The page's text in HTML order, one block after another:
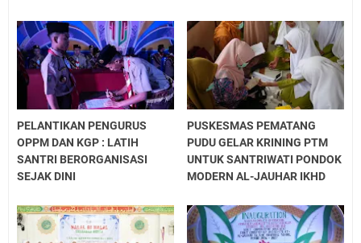
APEL TAHUNAN AL-JAUHAR RESMI DIBUKA,
AWALI PEKAN PERKENALAN KHUTBATUL
'ARSY
BIMTEK KURIKULUM BERBASIS CINTA
(KBC) TINGKATKAN KOMPETENSI GURU AL-
JAUHAR
PELANTIKAN PENGURUS
OPPM DAN KGP : LATIH
SANTRI BERORGANISASI
SEJAK DINI
PUSKESMAS PEMATANG
PUDU GELAR KRINING PTM
UNTUK SANTRIWATI PONDOK
MODERN AL-JAUHAR IKHD